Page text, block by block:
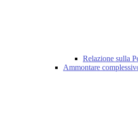
Relazione sulla
Ammontare